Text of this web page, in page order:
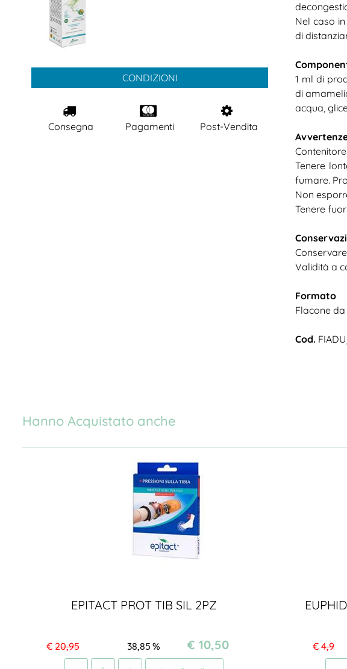
CONDIZIONI
Consegna Pagamenti Post-Vendita
Nel caso
di
1 ml di
di
acqua,
Tenere
fumare.
Non
Tenere
Validità a
Formato
Flacone da
Cod.
Hanno Acquistato anche
EPITACT PROT TIB SIL 2PZ
€20,95 %
38,85 € 10,50 € 4,9